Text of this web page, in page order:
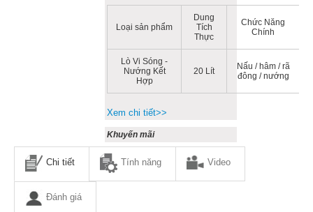
Loại sản phẩm
Dung
Tích
Thực
Chức Năng
Chính
Lò Vi Sóng -
Nướng Kết
Hợp
20 Lít
Nấu / hâm / rã
đông / nướng
Xem chi tiết>>
Khuyến mãi
Chi tiết Tính năng Video
Đánh giá